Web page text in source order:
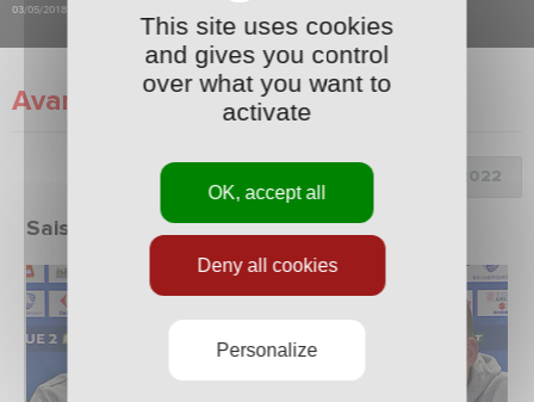
03/05/2018
Avant-Match
Choix de la saison :
Saison 2021/2022
This site uses cookies
and gives you control
over what you want to
activate
OK, accept all
Deny all cookies
Personalize